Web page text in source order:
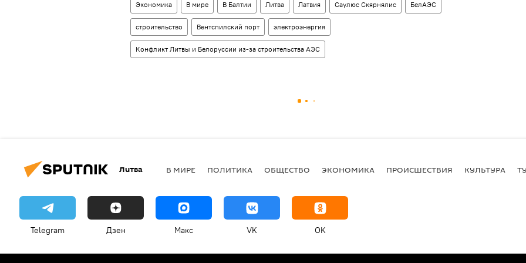
Экономика В мире В Балтии Литва Латвия Саулюс Скярнялис БелАЭС
строительство Вентспилский порт электроэнергия
Конфликт Литвы и Белоруссии из-за строительства АЭС
Литва В МИРЕ ПОЛИТИКА ОБЩЕСТВО ЭКОНОМИКА ПРОИСШЕСТВИЯ КУЛЬТУРА
Telegram Дзен Макс VK OK